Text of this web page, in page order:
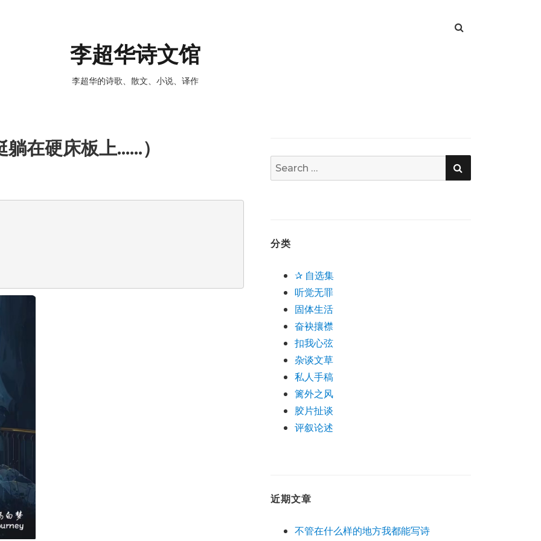
李超华诗文馆
李超华的诗歌、散文、小说、译作
在硬床板上……）
Search
for:
SEARCH
分类
✰ 自选集
听觉无罪
固体生活
奋袂攘襟
扣我心弦
杂谈文草
私人手稿
篱外之风
胶片扯谈
评叙论述
近期文章
不管在什么样的地方我都能写诗